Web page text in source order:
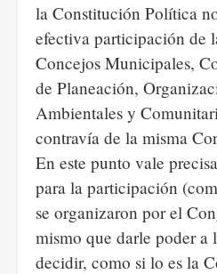
intereses
económicos
y
apoyo
a
la
reelección
de
Trump
la Constitución Política
efectiva participación de
Concejos Municipales,
de Planeación,
Ambientales y
contravía de la misma
En este punto vale
para la participación
se organizaron por el
mismo que darle poder a
decidir, como si lo es la